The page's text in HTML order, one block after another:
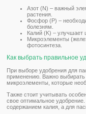
Азот (N) – важный
растения.
Фосфор (P) –
болезням.
Калий (K) – улучшает
Микроэлементы
фотосинтеза.
Как выбрать правильное
При выборе удобрения для
применению. Важно выбирать
микроэлементы, которые
Также стоит учитывать
свое оптимальное
содержанием калия, а для